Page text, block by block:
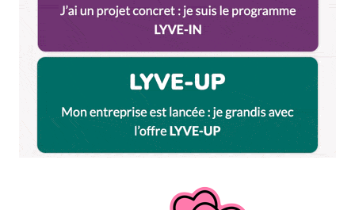
Thx pour les bons plans.
Mais dites moi, y’a pas moyen d’avoir ces bons plans
plus tot??
Car des fois c’est ultra short quand faut acheter
une place pour une soirée ou un concert qui a lieu le
soir meme.
Répondre